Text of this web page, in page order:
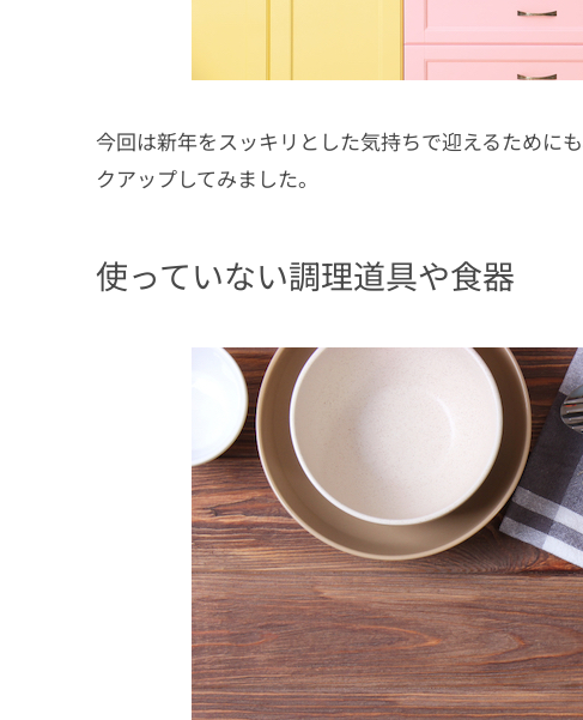
今回は新年をスッキリとした気持ちで迎えるために
クアップしてみました。
使っていない調理道具や食器